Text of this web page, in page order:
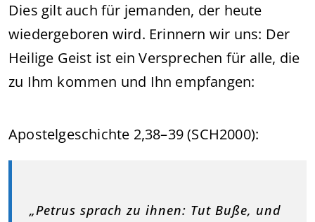
Dies gilt auch für jemanden, der heute
wiedergeboren wird. Erinnern wir uns: Der
Heilige Geist ist ein Versprechen für alle, die
zu Ihm kommen und Ihn empfangen:
Apostelgeschichte 2,38–39 (SCH2000):
„Petrus sprach zu ihnen: Tut Buße, und